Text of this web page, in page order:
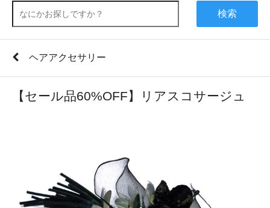
検索
ヘアアクセサリー
【セール品60%OFF】リアスコサージュ